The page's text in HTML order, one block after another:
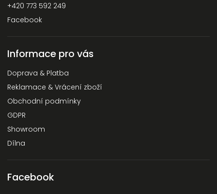
+420 773 592 249
Facebook
Informace pro vás
Doprava & Platba
Reklamace & Vrácení zboží
Obchodní podmínky
GDPR
Showroom
Dílna
Facebook